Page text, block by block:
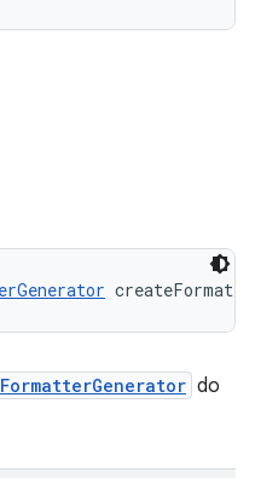
do